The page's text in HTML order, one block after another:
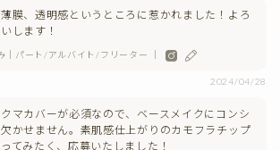
膜、透明感というところに惹かれました！よろ
します！
｜パート/アルバイト/フリーター ｜
2024/04/28
マカバーが必須なので、ベースメイクにコンシ
かせません。素肌感仕上がりのカモフラチップ
てみたく、応募いたしました！